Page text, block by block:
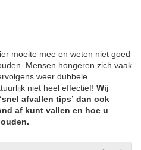
moeite mee en weten niet goed
Mensen hongeren zich vaak
weer dubbele
niet heel effectief! Wij
afvallen tips’ dan ook
af kunt vallen en hoe u